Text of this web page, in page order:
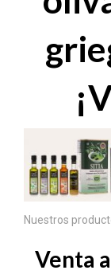
Nuestros
Venta